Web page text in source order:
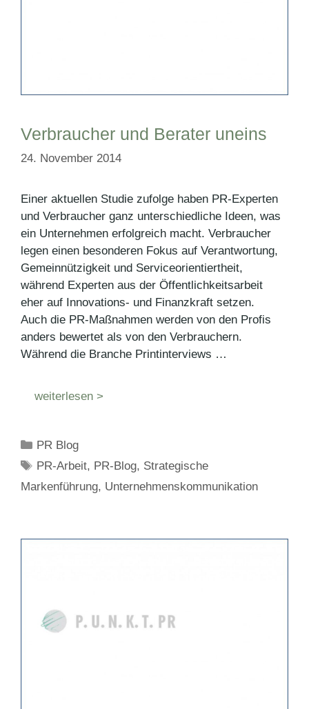
Verbraucher und Berater uneins
24. November 2014
Einer aktuellen Studie zufolge haben PR-Experten
und Verbraucher ganz unterschiedliche Ideen, was
ein Unternehmen erfolgreich macht. Verbraucher
legen einen besonderen Fokus auf Verantwortung,
Gemeinnützigkeit und Serviceorientiertheit,
während Experten aus der Öffentlichkeitsarbeit
eher auf Innovations- und Finanzkraft setzen.
Auch die PR-Maßnahmen werden von den Profis
anders bewertet als von den Verbrauchern.
Während die Branche Printinterviews …
weiterlesen >
Kategorien
PR Blog
Schlagwörter
PR-Arbeit, PR-Blog, Strategische
Markenführung, Unternehmenskommunikation